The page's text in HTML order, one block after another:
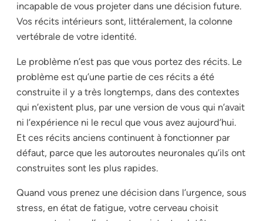
incapable de vous projeter dans une décision future.
Vos récits intérieurs sont, littéralement, la colonne
vertébrale de votre identité.
Le problème n’est pas que vous portez des récits. Le
problème est qu’une partie de ces récits a été
construite il y a très longtemps, dans des contextes
qui n’existent plus, par une version de vous qui n’avait
ni l’expérience ni le recul que vous avez aujourd’hui.
Et ces récits anciens continuent à fonctionner par
défaut, parce que les autoroutes neuronales qu’ils ont
construites sont les plus rapides.
Quand vous prenez une décision dans l’urgence, sous
stress, en état de fatigue, votre cerveau choisit